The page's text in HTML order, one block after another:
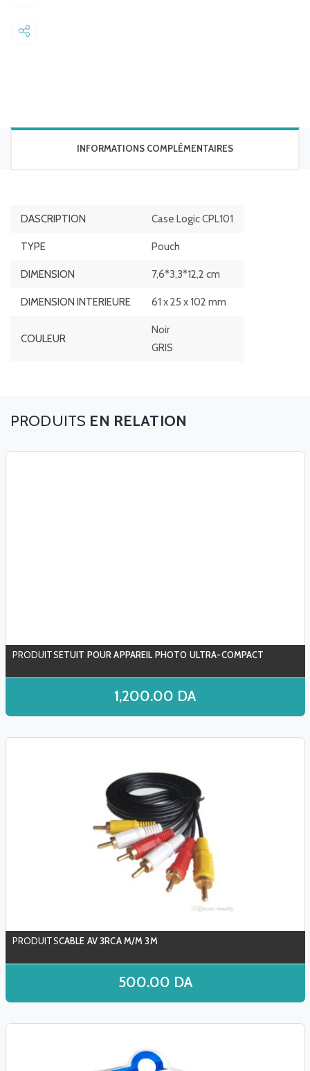
INFORMATIONS COMPLÉMENTAIRES
DASCRIPTION Case Logic CPL101
TYPE Pouch
DIMENSION 7,6*3,3*12,2 cm
DIMENSION INTERIEURE 61 x 25 x 102 mm
COULEUR
Noir
GRIS
EN RELATION
ETUIT POUR APPAREIL PHOTO ULTRA-COMPACT
1,200.00 DA
CABLE AV 3RCA M/M 3M
500.00 DA